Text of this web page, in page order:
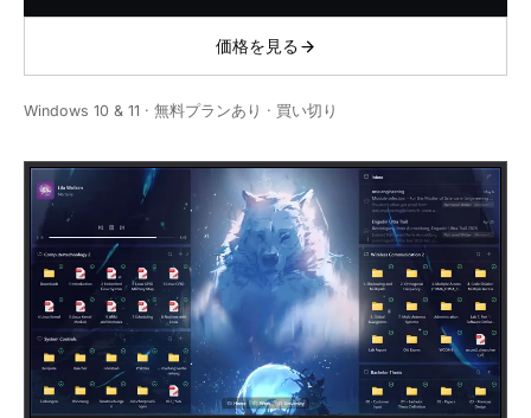
価格を見る
Windows 10 & 11 · 無料プランあり · 買い切り